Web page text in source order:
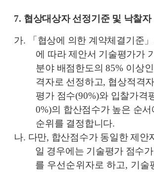
7. 협상대상자 선정기준 및 낙찰자
가. 「 협상에 의한 계약체결기준 」
에 따라 제안서 기술평가가
분야 배점한도의85% 이상
격자로 선정하고, 협상적격
평가 점수(90%)와 입찰가격
0%)의 합산점수가 높은 순
순위를 결정합니다.
나. 다만, 합산점수가 동일한 제안
일 경우에는 기술평가 점수가
를 우선순위자로 하고, 기술